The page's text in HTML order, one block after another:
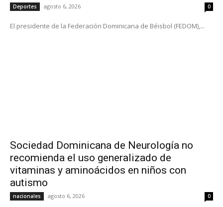
Deportes agosto 6, 2026 0
El presidente de la Federación Dominicana de Béisbol (FEDOM),...
Sociedad Dominicana de Neurología no
recomienda el uso generalizado de
vitaminas y aminoácidos en niños con
autismo
nacionales agosto 6, 2026 0